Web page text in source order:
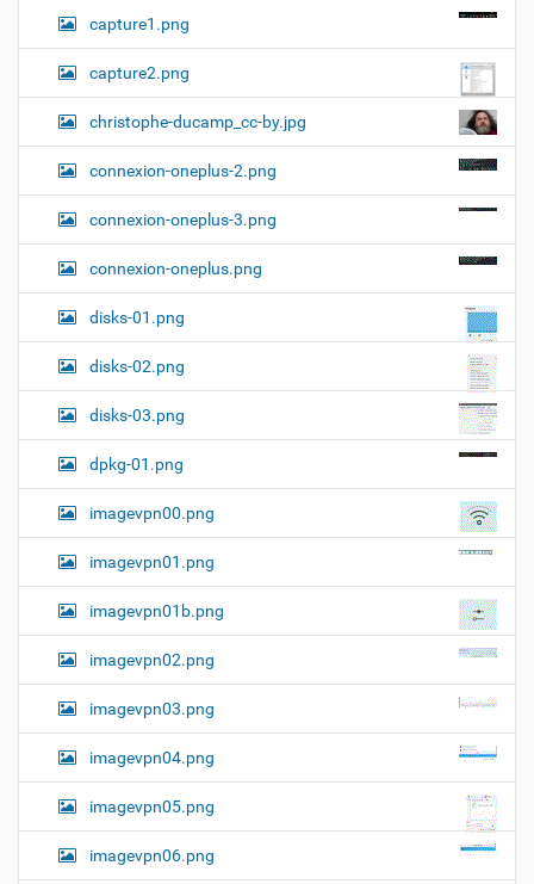
capture1.png
capture2.png
christophe-ducamp_cc-by.jpg
connexion-oneplus-2.png
connexion-oneplus-3.png
connexion-oneplus.png
disks-01.png
disks-02.png
disks-03.png
dpkg-01.png
imagevpn00.png
imagevpn01.png
imagevpn01b.png
imagevpn02.png
imagevpn03.png
imagevpn04.png
imagevpn05.png
imagevpn06.png